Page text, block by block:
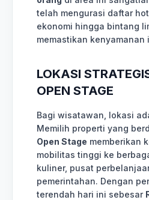
telah mengurasi daftar
ekonomi hingga bintang
memastikan kenyamanan
LOKASI
OPEN STAGE
Bagi wisatawan, lokasi
Memilih properti yang
Open Stage memberikan
mobilitas tinggi ke
kuliner, pusat
pemerintahan. Dengan
terendah hari ini sebesar